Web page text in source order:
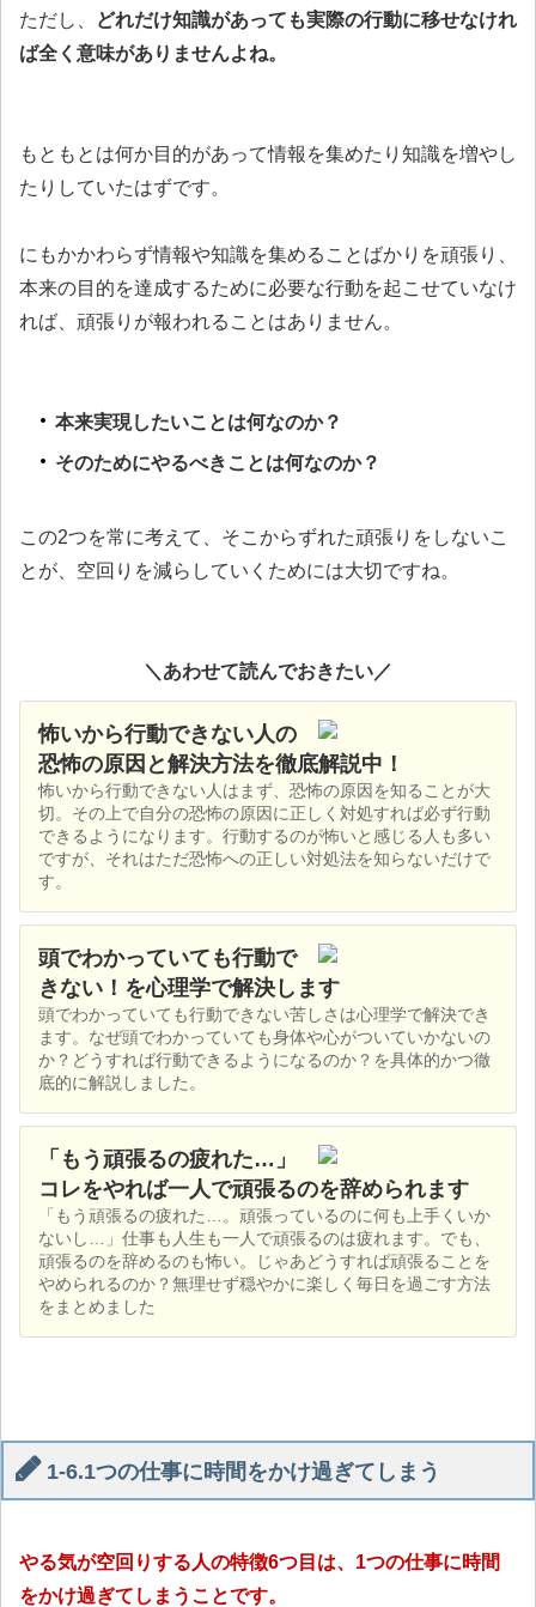
ただし、
どれだけ知識があっても実際の行動に移せなけれ
ば全く意味がありませんよね。
もともとは何か目的があって情報を集めたり知識を増やし
たりしていたはずです。
にもかかわらず情報や知識を集めることばかりを頑張り、
本来の目的を達成するために必要な行動を起こせていなけ
れば、頑張りが報われることはありません。
本来実現したいことは何なのか？
そのためにやるべきことは何なのか？
この2つを常に考えて、そこからずれた頑張りをしないこ
とが、空回りを減らしていくためには大切ですね。
＼あわせて読んでおきたい／
怖いから行動できない人の
恐怖の原因と解決方法を徹底解説中！
怖いから行動できない人はまず、恐怖の原因を知ることが大
切。その上で自分の恐怖の原因に正しく対処すれば必ず行動
できるようになります。行動するのが怖いと感じる人も多い
ですが、それはただ恐怖への正しい対処法を知らないだけで
す。
頭でわかっていても行動で
きない！を心理学で解決します
頭でわかっていても行動できない苦しさは心理学で解決でき
ます。なぜ頭でわかっていても身体や心がついていかないの
か？どうすれば行動できるようになるのか？を具体的かつ徹
底的に解説しました。
「もう頑張るの疲れた…」
コレをやれば一人で頑張るのを辞められます
「もう頑張るの疲れた…。頑張っているのに何も上手くいか
ないし…」仕事も人生も一人で頑張るのは疲れます。でも、
頑張るのを辞めるのも怖い。じゃあどうすれば頑張ることを
やめられるのか？無理せず穏やかに楽しく毎日を過ごす方法
をまとめました
1-6.1つの仕事に時間をかけ過ぎてしまう
やる気が空回りする人の特徴6つ目は、1つの仕事に時間
をかけ過ぎてしまうことです。